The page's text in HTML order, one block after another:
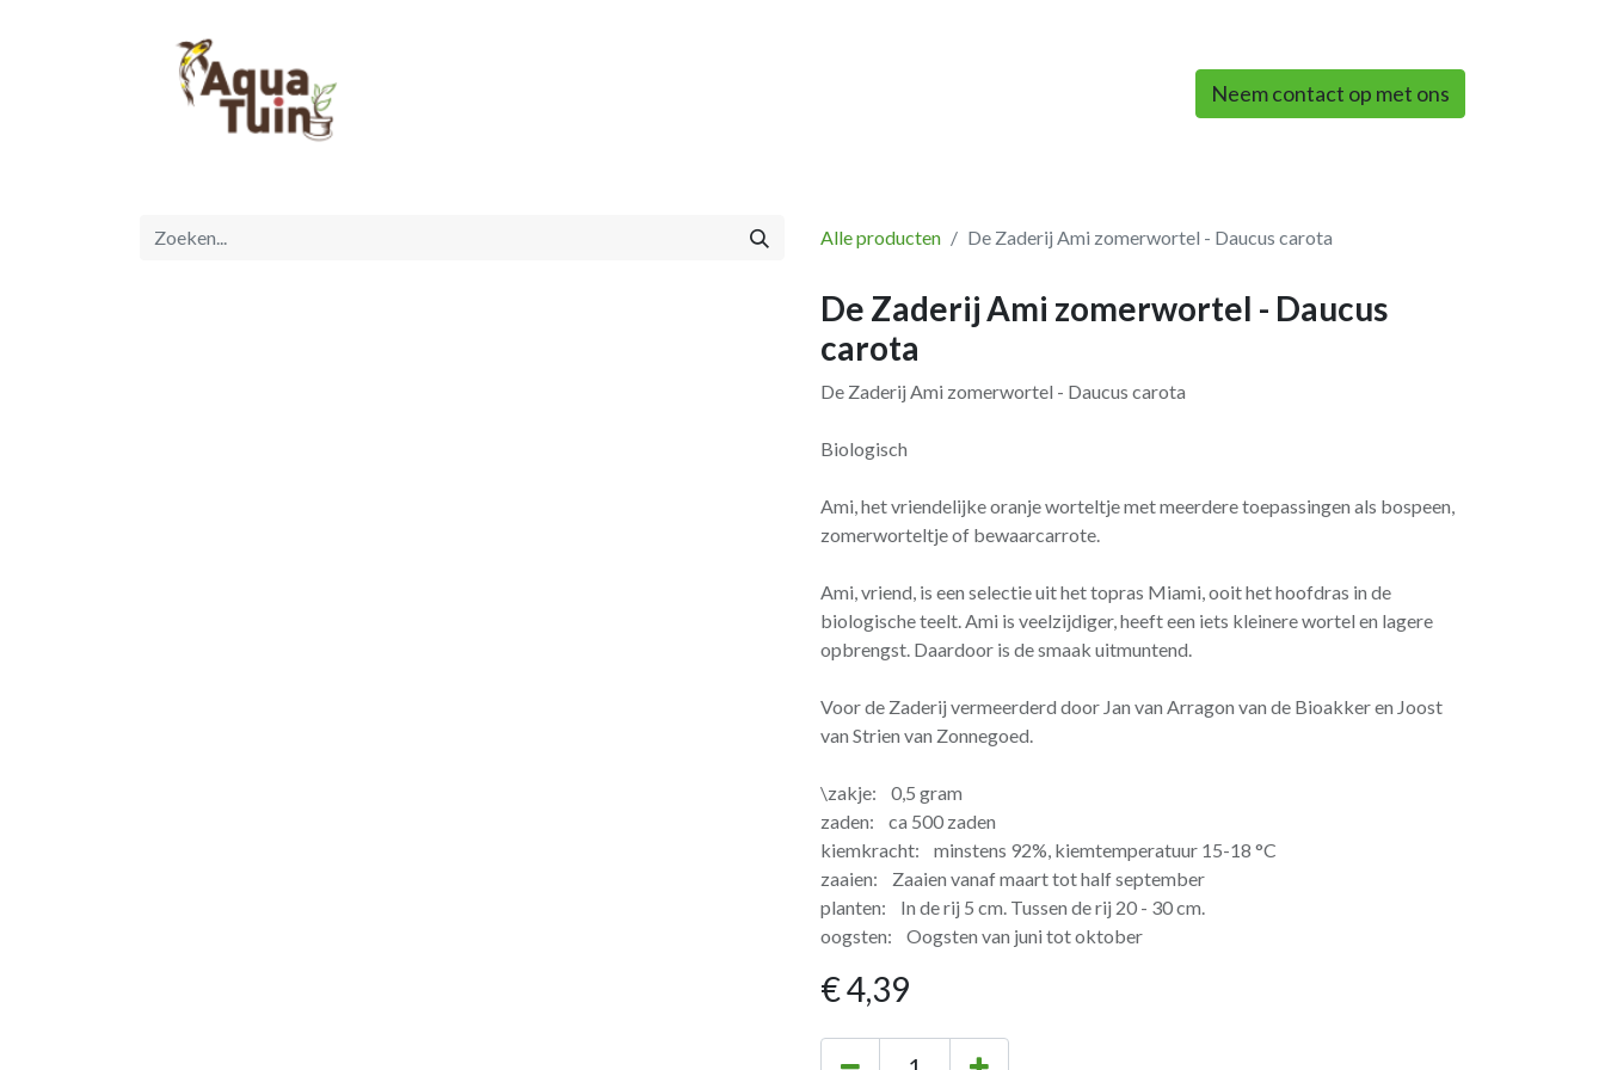
Neem contact op met ons
Alle producten De Zaderij Ami zomerwortel - Daucus carota
De Zaderij Ami zomerwortel - Daucus
carota
De Zaderij Ami zomerwortel - Daucus carota
Biologisch
Ami, het vriendelijke oranje worteltje met meerdere toepassingen als bospeen,
zomerworteltje of bewaarcarrote.
Ami, vriend, is een selectie uit het topras Miami, ooit het hoofdras in de
biologische teelt. Ami is veelzijdiger, heeft een iets kleinere wortel en lagere
opbrengst. Daardoor is de smaak uitmuntend.
Voor de Zaderij vermeerderd door Jan van Arragon van de Bioakker en Joost
van Strien van Zonnegoed.
\zakje: 0,5 gram
zaden: ca 500 zaden
kiemkracht: minstens 92%, kiemtemperatuur 15-18 °C
zaaien: Zaaien vanaf maart tot half september
planten: In de rij 5 cm. Tussen de rij 20 - 30 cm.
oogsten: Oogsten van juni tot oktober
€4,39